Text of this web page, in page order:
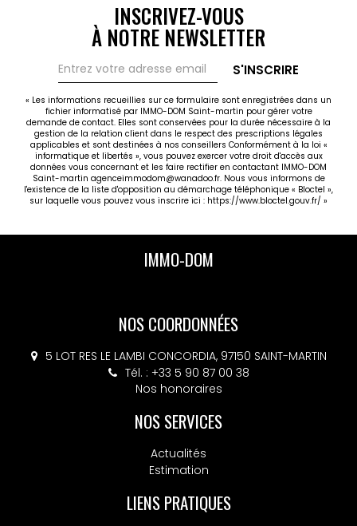
INSCRIVEZ-VOUS
À NOTRE NEWSLETTER
S'INSCRIRE
« Les informations recueillies sur ce formulaire sont enregistrées dans un
fichier informatisé par IMMO-DOM Saint-martin pour gérer votre
demande de contact. Elles sont conservées pour la durée nécessaire à la
gestion de la relation client dans le respect des prescriptions légales
applicables et sont destinées à nos conseillers Conformément à la loi «
informatique et libertés », vous pouvez exercer votre droit d'accès aux
données vous concernant et les faire rectifier en contactant IMMO-DOM
Saint-martin agenceimmodom@wanadoo.fr. Nous vous informons de
l'existence de la liste d'opposition au démarchage téléphonique « Bloctel »,
sur laquelle vous pouvez vous inscrire ici : https://www.bloctel.gouv.fr/ »
IMMO-DOM
NOS COORDONNÉES
5 LOT RES LE LAMBI CONCORDIA, 97150 SAINT-MARTIN
Tél. : +33 5 90 87 00 38
Nos honoraires
NOS SERVICES
Actualités
Estimation
LIENS PRATIQUES